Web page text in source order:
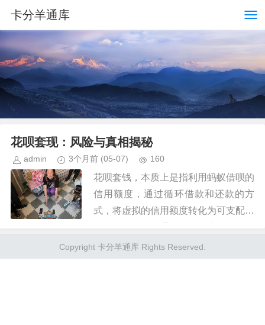
卡分羊通库
花呗套现：风险与真相揭秘
admin 3个月前 (05-07) 160
花呗套钱，本质上是指利用蚂蚁借呗的
信用额度，通过循环借款和还款的方
式，将虚拟的信用额度转化为可支配的
式的资金周转，其核心逻辑在于通过短
期的、低门槛的信用套现，实现资金...
Copyright 卡分羊通库 Rights Reserved.